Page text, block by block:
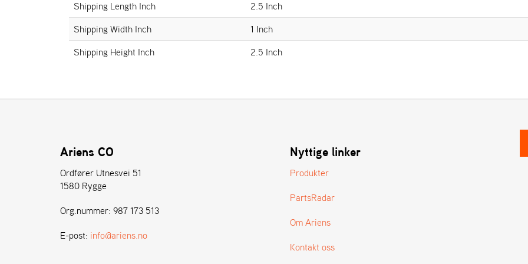
Shipping Length Inch
2.5 Inch
Shipping Width Inch
1 Inch
Shipping Height Inch
2.5 Inch
Ariens CO
Ordfører Utnesvei 51
1580 Rygge
Org.nummer: 987 173 513
E-post: info@ariens.no
Nyttige linker
Produkter
PartsRadar
Om Ariens
Kontakt oss